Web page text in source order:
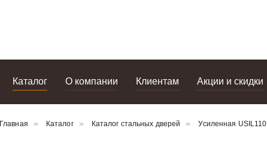
Каталог О компании Клиентам Акции и скидки
Главная Каталог Каталог стальных дверей Усиленная USIL110